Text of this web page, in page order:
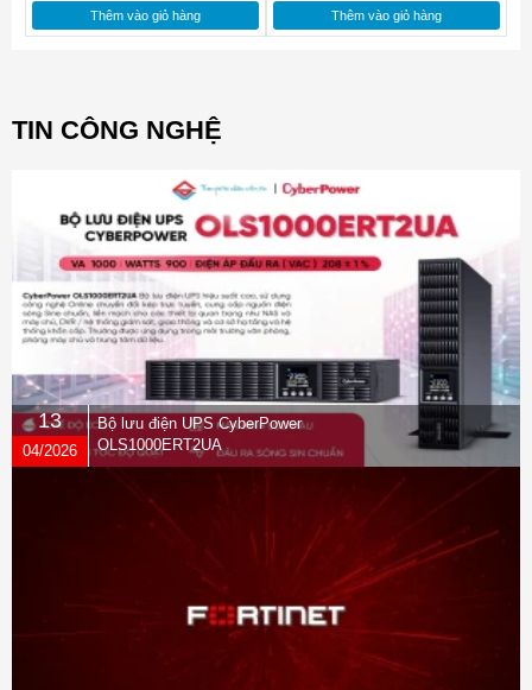
Thêm vào giỏ hàng Thêm vào giỏ hàng
TIN CÔNG NGHỆ
13
04/2026
Bộ lưu điện UPS CyberPower
OLS1000ERT2UA